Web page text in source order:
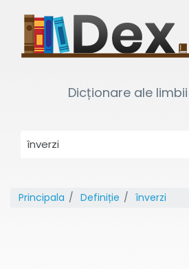
Dicționare ale
Principala Definiție înverzi